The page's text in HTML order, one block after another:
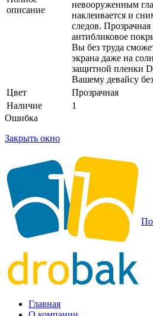
описание
невооруженным
наклеивается и
следов.
антибликовое
Вы без труда
экрана даже на
защитной пленки
Вашему девайсу
Цвет
Прозрачная
Наличие
1
Ошибка
Закрыть окно
Главная